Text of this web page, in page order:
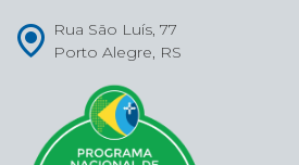
Rua São Luís, 77
Porto Alegre, RS